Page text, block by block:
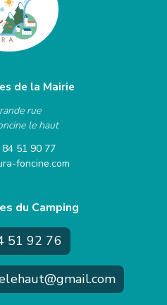
de la Mairie
rue
le haut
51 90 77
foncine.com
du Camping
51 92 76